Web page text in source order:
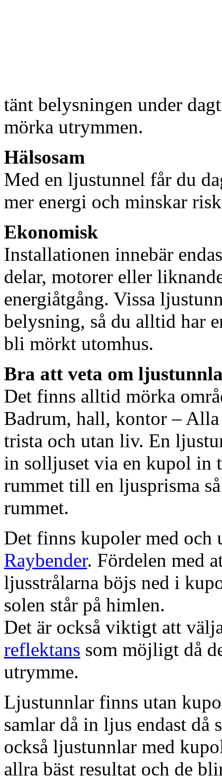
tänt belysningen under
mörka utrymmen.
Hälsosam
Med en ljustunnel får du
mer energi och minskar
Ekonomisk
Installationen innebär
delar, motorer eller
energiåtgång. Vissa
belysning, så du alltid har
bli mörkt utomhus.
Bra att veta om
Det finns alltid mörka
Badrum, hall, kontor – Alla
trista och utan liv. En
in solljuset via en kupol in
rummet till en ljusprisma
rummet.
Det finns kupoler med och
Raybender. Fördelen med
ljusstrålarna böjs ned i
solen står på himlen.
Det är också viktigt att
reflektans som möjligt då
utrymme.
Ljustunnlar finns utan
samlar då in ljus endast då
också ljustunnlar med
allra bäst resultat och de